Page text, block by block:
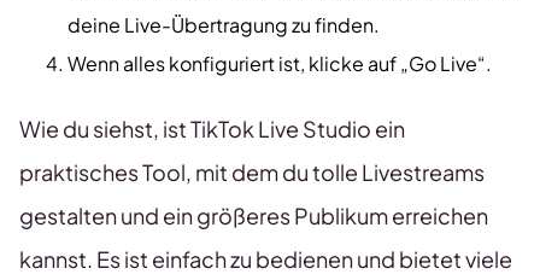
deine Live-Übertragung zu finden.
Wenn alles konfiguriert ist, klicke auf „Go Live“.
Wie du siehst, ist TikTok Live Studio ein
praktisches Tool, mit dem du tolle Livestreams
gestalten und ein größeres Publikum erreichen
kannst. Es ist einfach zu bedienen und bietet viele